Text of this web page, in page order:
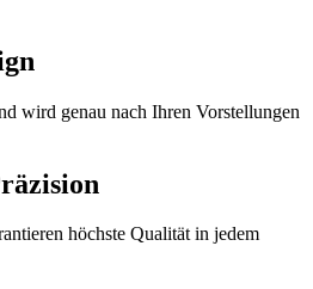
wird genau nach Ihren Vorstellungen
höchste Qualität in jedem